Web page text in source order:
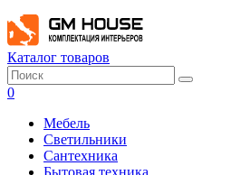
Каталог товаров
0
Мебель
Светильники
Сантехника